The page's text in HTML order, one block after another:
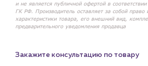
и не является публичной офертой в
ГК РФ. Производитель оставляет за собой право
характеристики товара, его внешний вид,
предварительного уведомления продавца
Закажите консультацию по товару